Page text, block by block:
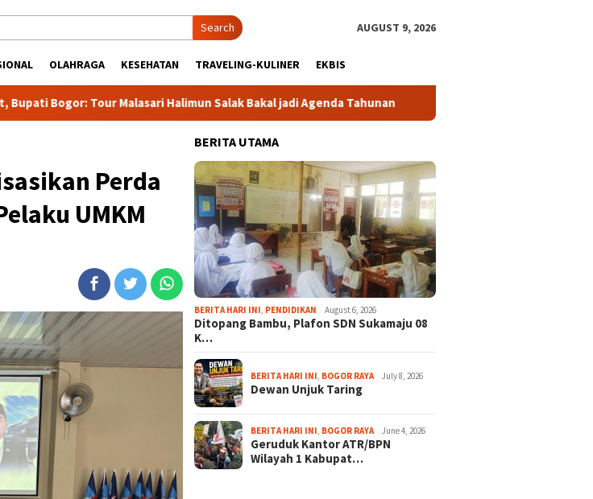
Search AUGUST 9, 2026
OLAHRAGA KESEHATAN TRAVELING-KULINER EKBIS
Halimun Salak Bakal jadi Agenda Tahunan Gabpeknas Dukung Ridwan Rusliadi Jadi
Perda
UMKM
BERITA UTAMA
BERITA HARI INI PENDIDIKAN August 6, 2026
Ditopang Bambu, Plafon SDN Sukamaju 08
K…
BERITA HARI INI BOGOR RAYA July 8, 2026
Dewan Unjuk Taring
BERITA HARI INI BOGOR RAYA June 4, 2026
Geruduk Kantor ATR/BPN
Wilayah 1 Kabupat…